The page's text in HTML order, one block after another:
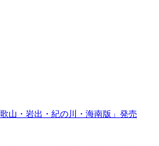
山・岩出・紀の川・海南版」発売